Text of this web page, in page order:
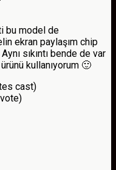
bu model de
ekran paylaşım chip
sıkıntı bende de var
kullanıyorum 🙂
cast)